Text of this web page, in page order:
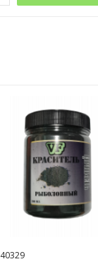
40329